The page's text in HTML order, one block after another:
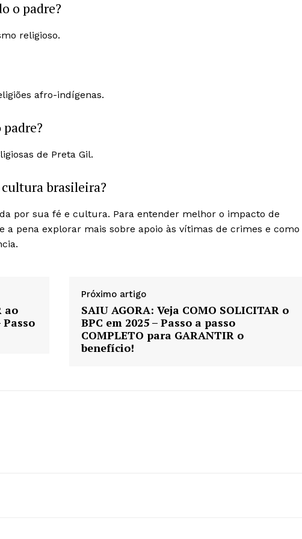
o padre?
religioso.
afro-indígenas.
de Preta Gil.
brasileira?
por sua fé e cultura. Para entender melhor o impacto de
a pena explorar mais sobre apoio às vítimas de crimes e como
ao
Passo
Próximo artigo
SAIU AGORA: Veja COMO SOLICITAR o
BPC em 2025 – Passo a passo
COMPLETO para GARANTIR o
benefício!